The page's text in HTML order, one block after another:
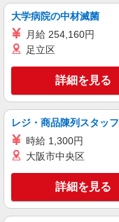
大学病院の中材滅菌
月給 254,160円
足立区
詳細を見る
レジ・商品陳列スタッフ
時給 1,300円
大阪市中央区
詳細を見る